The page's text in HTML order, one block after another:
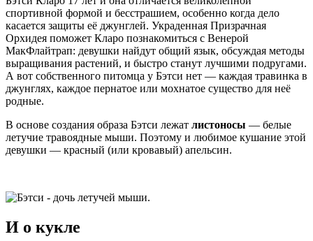
спортивной формой и бесстрашием, особенно когда дело
касается защиты её джунглей. Украденная Призрачная
Орхидея поможет Кларо познакомиться с Венерой
МакФлайтрап: девушки найдут общий язык, обсуждая методы
выращивания растений, и быстро станут лучшими подругами.
А вот собственного питомца у Бэтси нет — каждая травинка в
джунглях, каждое пернатое или мохнатое существо для неё
родные.
В основе создания образа Бэтси лежат листоносы — белые
летучие травоядные мыши. Поэтому и любимое кушание этой
девушки — красный (или кровавый) апельсин.
И о кукле